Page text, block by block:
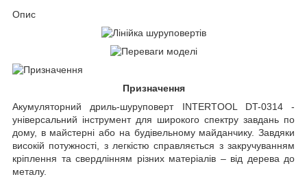
Опис
Призначення
Акумуляторний дриль-шуруповерт INTERTOOL DT-0314 -
універсальний інструмент для широкого спектру завдань по
дому, в майстерні або на будівельному майданчику. Завдяки
високій потужності, з легкістю справляється з закручуванням
кріплення та свердлінням різних матеріалів – від дерева до
металу.